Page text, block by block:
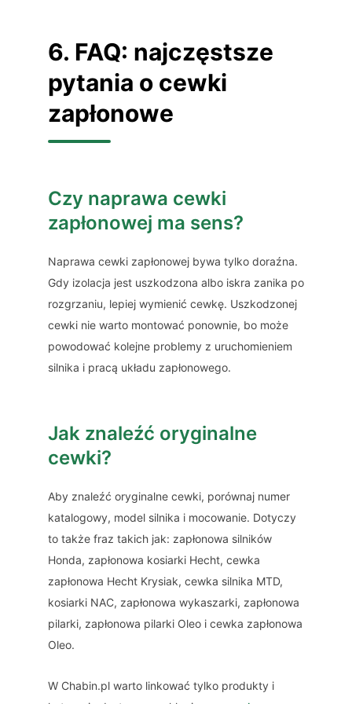
6. FAQ: najczęstsze
pytania o cewki
zapłonowe
Czy naprawa cewki
zapłonowej ma sens?
Naprawa cewki zapłonowej bywa tylko doraźna.
Gdy izolacja jest uszkodzona albo iskra zanika po
rozgrzaniu, lepiej wymienić cewkę. Uszkodzonej
cewki nie warto montować ponownie, bo może
powodować kolejne problemy z uruchomieniem
silnika i pracą układu zapłonowego.
Jak znaleźć oryginalne
cewki?
Aby znaleźć oryginalne cewki, porównaj numer
katalogowy, model silnika i mocowanie. Dotyczy
to także fraz takich jak: zapłonowa silników
Honda, zapłonowa kosiarki Hecht, cewka
zapłonowa Hecht Krysiak, cewka silnika MTD,
kosiarki NAC, zapłonowa wykaszarki, zapłonowa
pilarki, zapłonowa pilarki Oleo i cewka zapłonowa
Oleo.
W Chabin.pl warto linkować tylko produkty i